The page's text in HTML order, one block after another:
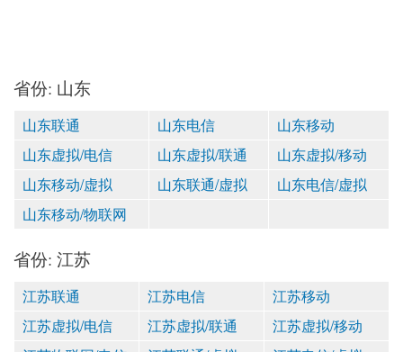
省份: 山东
山东联通 山东电信
山东移动
山东虚拟/电信
山东虚拟/联通
山东虚拟/移动
山东移动/虚拟
山东联通/虚拟
山东电信/虚拟
山东移动/物联网
省份: 江苏
江苏联通 江苏电信
江苏移动
江苏虚拟/电信
江苏虚拟/联通
江苏虚拟/移动